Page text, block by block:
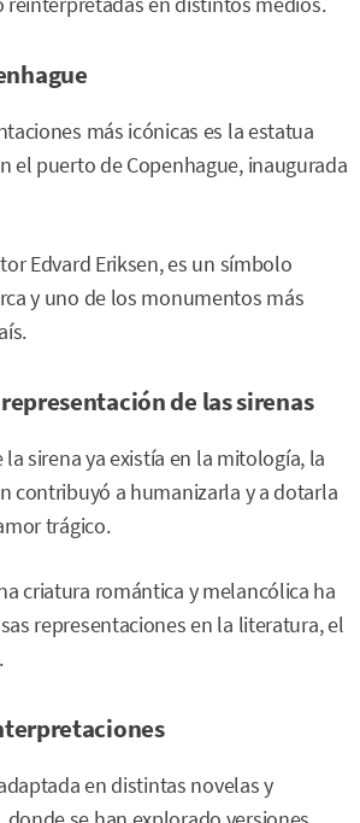
más icónicas es la estatua
el puerto de Copenhague, inaugurada
Edvard Eriksen, es un símbolo
y uno de los monumentos más
de las sirenas
sirena ya existía en la mitología, la
contribuyó a humanizarla y a dotarla
trágico.
criatura romántica y melancólica ha
representaciones en la literatura, el
en distintas novelas y